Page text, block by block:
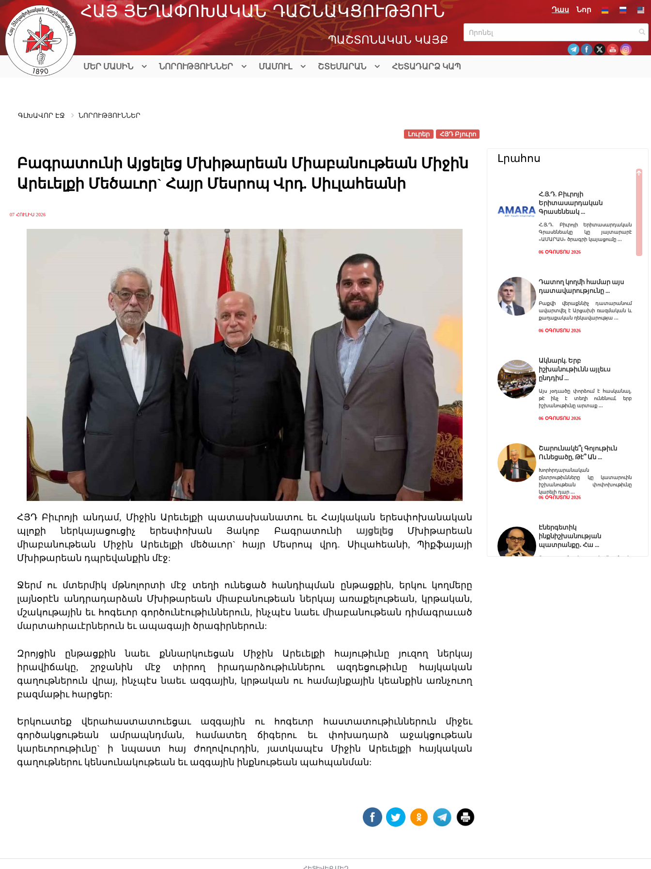
Skip
content
ՀԱՅ ՅԵՂԱՓՈԽԱԿԱՆ ԴԱՇՆԱԿՑՈՒԹՅՈՒՆ
ՊԱՇՏՈՆԱԿԱՆ ԿԱՅՔ
ՄԵՐ ՄԱՍԻՆ ՆՈՐՈՒԹՅՈՒՆՆԵՐ ՄԱՄՈՒԼ ՇՏԵՄԱՐԱՆ ՀԵՏԱԴԱՐՁ ԿԱՊ
Դաս Նոր
ԳԼԽԱՎՈՐ ԷՋ ՆՈՐՈՒԹՅՈՒՆՆԵՐ
ՀՅԴ Բյուրո
Լուրեր
Բագրատունի Այցելեց Մխիթարեան Միաբանութեան Միջին
Արեւելքի Մեծաւոր` Հայր Մեսրոպ Վրդ. Սիւլահեանի
07 ՀՈՒԼԻՍ 2026
ՀՅԴ Բիւրոյի անդամ, Միջին Արեւելքի պատասխանատու եւ Հայկական երեսփոխանական
պլոքի ներկայացուցիչ երեսփոխան Յակոբ Բագրատունի այցելեց Մխիթարեան
միաբանութեան Միջին Արեւելքի մեծաւոր` հայր Մեսրոպ վրդ. Սիւլահեանի, Պիքֆայայի
Մխիթարեան դպրեվանքին մէջ:
Ջերմ ու մտերմիկ մթնոլորտի մէջ տեղի ունեցած հանդիպման ընթացքին, երկու կողմերը
լայնօրէն անդրադարձան Մխիթարեան միաբանութեան ներկայ առաքելութեան, կրթական,
մշակութային եւ հոգեւոր գործունէութիւններուն, ինչպէս նաեւ միաբանութեան դիմագրաւած
մարտահրաւէրներուն եւ ապագայի ծրագիրներուն:
Զրոյցին ընթացքին նաեւ քննարկուեցան Միջին Արեւելքի հայութիւնը յուզող ներկայ
իրավիճակը, շրջանին մէջ տիրող իրադարձութիւններու ազդեցութիւնը հայկական
գաղութներուն վրայ, ինչպէս նաեւ ազգային, կրթական ու համայնքային կեանքին առնչուող
բազմաթիւ հարցեր:
Երկուստեք վերահաստատուեցաւ ազգային ու հոգեւոր հաստատութիւններուն միջեւ
գործակցութեան ամրապնդման, համատեղ ճիգերու եւ փոխադարձ աջակցութեան
կարեւորութիւնը` ի նպաստ հայ ժողովուրդին, յատկապէս Միջին Արեւելքի հայկական
գաղութներու կենսունակութեան եւ ազգային ինքնութեան պահպանման:
Լրահոս
Հ.Յ.Դ. Բիւրոյի
Երիտասարդական
Գրասենեակ
Հ.Յ.Դ. Բիւրոյի Երիտասարդական
Գրասենեակը կը յայտարարէ
«ԱՄԱՐԱՍ» ծրագրի կայացումը
06 ՕԳՈՍՏՈՍ 2026
Դատող կողմի համար այս
դատավարությունը
Բաքվի վերաքննիչ դատարանում
ավարտվել է Արցախի ռազմական և
քաղաքական ղեկավարությա
06 ՕԳՈՍՏՈՍ 2026
Ակնարկ. Երբ
իշխանութիւնն այլեւս
ընդդիմ
Այս յօդւածը փորձում է հասկանալ,
թէ ինչ է տեղի ունենում, երբ
իշխանութիւնը արտաք
06 ՕԳՈՍՏՈՍ 2026
Շարունակե՞լ Գոյութիւն
Ունեցածը, Թէ՞ Ան
Խորհրդարանական
ընտրութիւնները կը կատարուին
իշխանութեան փոփոխութիւնը
կարելի դար
06 ՕԳՈՍՏՈՍ 2026
Էներգետիկ
ինքնիշխանության
պատրանքը․ Հա
Ռուսաստանը կարող է վերանայել